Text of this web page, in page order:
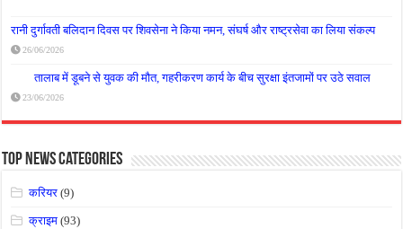
रानी दुर्गावती बलिदान दिवस पर शिवसेना ने किया नमन, संघर्ष और राष्ट्रसेवा का लिया संकल्प
26/06/2026
तालाब में डूबने से युवक की मौत, गहरीकरण कार्य के बीच सुरक्षा इंतजामों पर उठे सवाल
23/06/2026
Top News Categories
करियर (9)
क्राइम (93)